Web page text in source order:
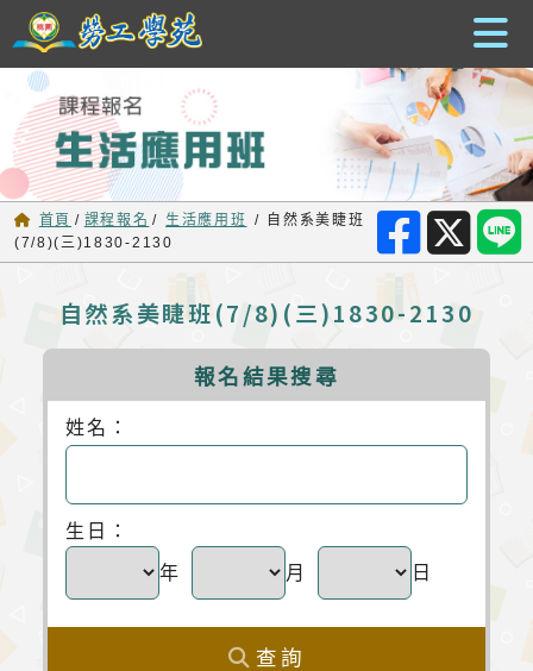
跳到主要內容
首頁 / 課程報名 / 生活應用班 / 自然系美睫班
(7/8)(三)1830-2130
自然系美睫班(7/8)(三)1830-2130
報名結果搜尋
姓名：
生日：
年 月 日
查詢